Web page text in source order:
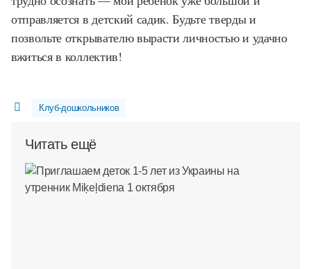
отправляется в детский садик. Будьте тверды и
позвольте открывателю вырасти личностью и удачно
вжиться в коллектив!
Клуб-дошкольников
Читать ещё